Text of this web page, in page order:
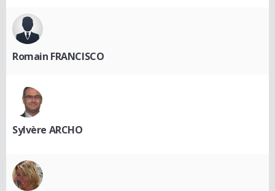
Romain FRANCISCO
Sylvère ARCHO